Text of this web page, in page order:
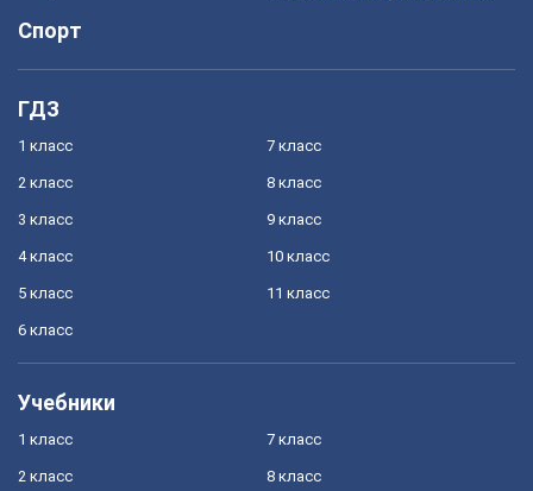
Спорт
ГДЗ
1 класс
2 класс
3 класс
4 класс
5 класс
6 класс
7 класс
8 класс
9 класс
10 класс
11 класс
Учебники
1 класс
2 класс
7 класс
8 класс